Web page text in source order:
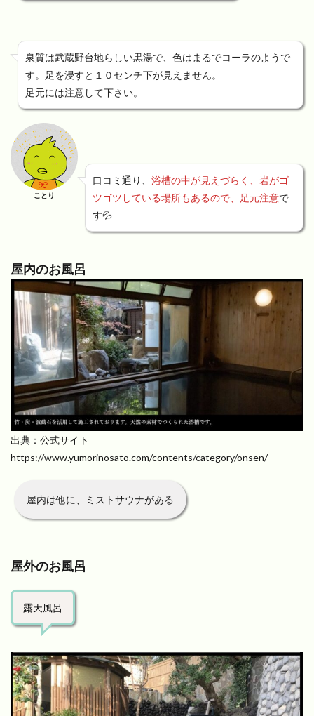
泉質は武蔵野台地らしい黒湯で、色はまるでコーラのようで
す。足を浸すと１０センチ下が見えません。
足元には注意して下さい。
ことり
口コミ通り、 浴槽の中が見えづらく、岩がゴ
ツゴツしている場所もあるので、足元注意で
す💦
屋内のお風呂
出典：公式サイト
https://www.yumorinosato.com/contents/category/onsen/
屋内は他に、ミストサウナがある
屋外のお風呂
露天風呂